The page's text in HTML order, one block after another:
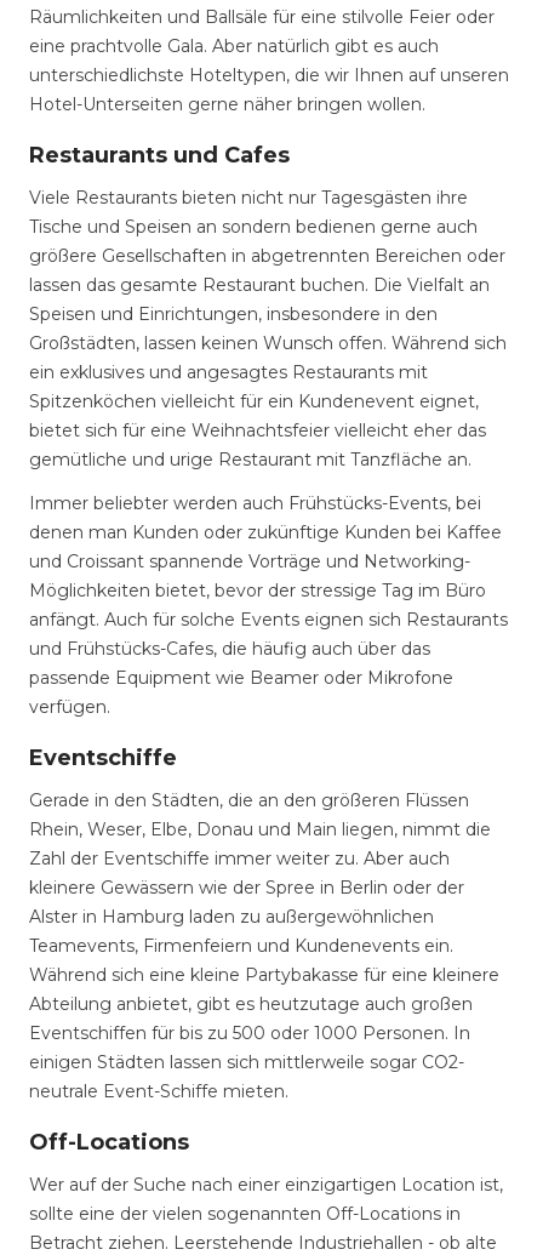
Räumlichkeiten und Ballsäle für eine stilvolle Feier oder
eine prachtvolle Gala. Aber natürlich gibt es auch
unterschiedlichste Hoteltypen, die wir Ihnen auf unseren
Hotel-Unterseiten gerne näher bringen wollen.
Restaurants und Cafes
Viele Restaurants bieten nicht nur Tagesgästen ihre
Tische und Speisen an sondern bedienen gerne auch
größere Gesellschaften in abgetrennten Bereichen oder
lassen das gesamte Restaurant buchen. Die Vielfalt an
Speisen und Einrichtungen, insbesondere in den
Großstädten, lassen keinen Wunsch offen. Während sich
ein exklusives und angesagtes Restaurants mit
Spitzenköchen vielleicht für ein Kundenevent eignet,
bietet sich für eine Weihnachtsfeier vielleicht eher das
gemütliche und urige Restaurant mit Tanzfläche an.
Immer beliebter werden auch Frühstücks-Events, bei
denen man Kunden oder zukünftige Kunden bei Kaffee
und Croissant spannende Vorträge und Networking-
Möglichkeiten bietet, bevor der stressige Tag im Büro
anfängt. Auch für solche Events eignen sich Restaurants
und Frühstücks-Cafes, die häufig auch über das
passende Equipment wie Beamer oder Mikrofone
verfügen.
Eventschiffe
Gerade in den Städten, die an den größeren Flüssen
Rhein, Weser, Elbe, Donau und Main liegen, nimmt die
Zahl der Eventschiffe immer weiter zu. Aber auch
kleinere Gewässern wie der Spree in Berlin oder der
Alster in Hamburg laden zu außergewöhnlichen
Teamevents, Firmenfeiern und Kundenevents ein.
Während sich eine kleine Partybakasse für eine kleinere
Abteilung anbietet, gibt es heutzutage auch großen
Eventschiffen für bis zu 500 oder 1000 Personen. In
einigen Städten lassen sich mittlerweile sogar CO2-
neutrale Event-Schiffe mieten.
Off-Locations
Wer auf der Suche nach einer einzigartigen Location ist,
sollte eine der vielen sogenannten Off-Locations in
Betracht ziehen. Leerstehende Industriehallen - ob alte